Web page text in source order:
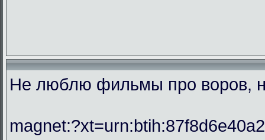
Не люблю фильмы про воров,